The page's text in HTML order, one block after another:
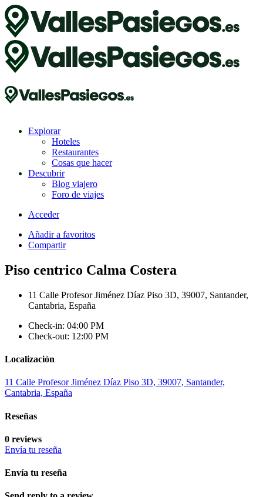
Explorar
Hoteles
Restaurantes
Cosas que hacer
Descubrir
Blog viajero
Foro de viajes
Acceder
Añadir a favoritos
Compartir
Piso centrico Calma Costera
11 Calle Profesor Jiménez Díaz Piso 3D, 39007, Santander,
Cantabria, España
Check-in: 04:00 PM
Check-out: 12:00 PM
Localización
11 Calle Profesor Jiménez Díaz Piso 3D, 39007, Santander,
Cantabria, España
Reseñas
0 reviews
Envía tu reseña
Envía tu reseña